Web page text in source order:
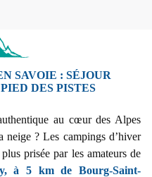
SAVOIE : SÉJOUR
DES PISTES
au cœur des Alpes
neige ? Les campings d’hiver
prisée par les amateurs de
à 5 km de Bourg-Saint-